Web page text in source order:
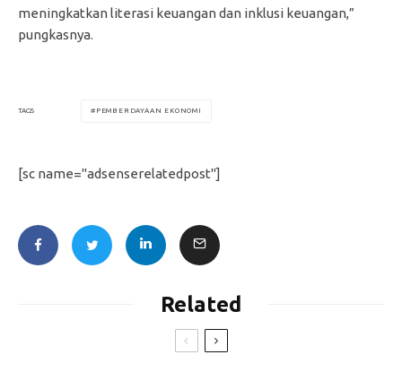
meningkatkan literasi keuangan dan inklusi keuangan,”
pungkasnya.
TAGS PEMBERDAYAAN EKONOMI
[sc name="adsenserelatedpost"]
Related